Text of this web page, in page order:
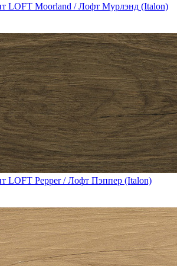
LOFT Moorland / Лофт Мурлэнд (Italon)
LOFT Pepper / Лофт Пэппер (Italon)